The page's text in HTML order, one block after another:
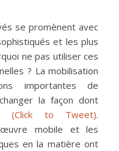
se promènent avec
et les plus
ne pas utiliser ces
? La mobilisation
importantes de
la façon dont
(Click to Tweet).
mobile et les
en la matière ont